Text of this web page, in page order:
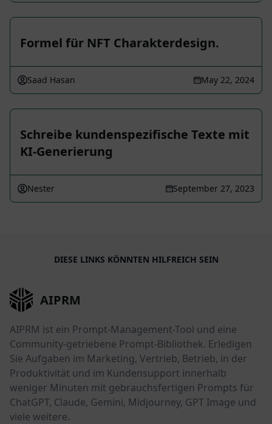
Formel für NFT Charakterdesign.
Saad Hasan May 22, 2024
Schreibe kundenspezifische Texte mit
KI-Generierung
Nester September 27, 2023
DIESE LINKS KÖNNTEN HILFREICH SEIN
AIPRM
AIPRM ist ein Prompt-Management-Tool und eine
Community-getriebene Prompt-Bibliothek. Erledigen
Sie Aufgaben im Marketing, Vertrieb, Betrieb, in der
Produktivität und im Kundensupport innerhalb
weniger Minuten mit gebrauchsfertigen Prompts für
ChatGPT, Claude, Gemini, Midjourney, GPT Image und
viele weitere.